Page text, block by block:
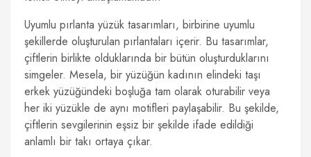
Uyumlu pırlanta yüzük tasarımları, birbirine uyumlu
şekillerde oluşturulan pırlantaları içerir. Bu tasarımlar,
çiftlerin birlikte olduklarında bir bütün oluşturduklarını
simgeler. Mesela, bir yüzüğün kadının elindeki taşı
erkek yüzüğündeki boşluğa tam olarak oturabilir veya
her iki yüzükle de aynı motifleri paylaşabilir. Bu şekilde,
çiftlerin sevgilerinin eşsiz bir şekilde ifade edildiği
anlamlı bir takı ortaya çıkar.